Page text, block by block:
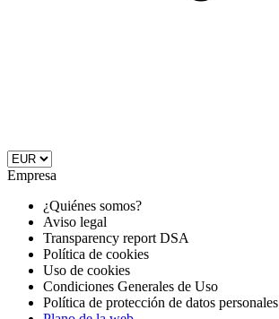
Empresa
¿Quiénes somos?
Aviso legal
Transparency report DSA
Política de cookies
Uso de cookies
Condiciones Generales de Uso
Política de protección de datos personales